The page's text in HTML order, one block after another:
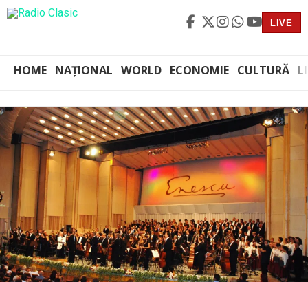
LIVE
HOME NAȚIONAL WORLD ECONOMIE CULTURĂ